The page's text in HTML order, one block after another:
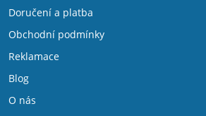
Doručení a platba
Obchodní podmínky
Reklamace
Blog
O nás